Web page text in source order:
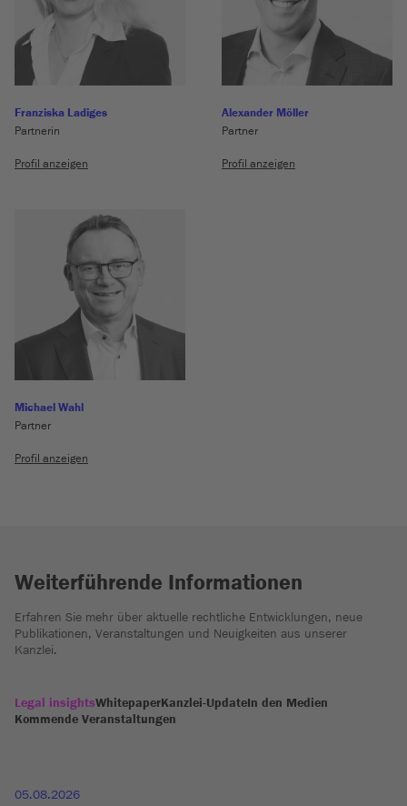
Franziska Ladiges
Partnerin
Profil anzeigen
Alexander Möller
Partner
Profil anzeigen
Michael Wahl
Partner
Profil anzeigen
Weiterführende Informationen
Erfahren Sie mehr über aktuelle rechtliche Entwicklungen, neue
Publikationen, Veranstaltungen und Neuigkeiten aus unserer
Kanzlei.
Legal insightsWhitepaperKanzlei-UpdateIn den Medien
Kommende Veranstaltungen
05.08.2026